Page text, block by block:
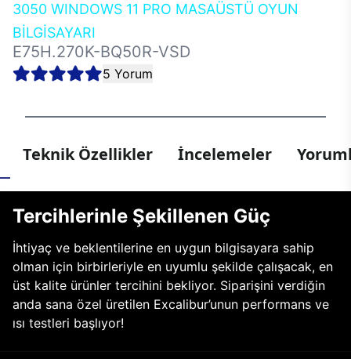
3050 WINDOWS 11 PRO MASAÜSTÜ OYUN
BİLGİSAYARI
E75H.270K-BQ50R-VSD
5 Yorum
Teknik Özellikler İncelemeler
Tercihlerinle Şekillenen Güç
İhtiyaç ve beklentilerine en uygun bilgisayara sahip
olman için birbirleriyle en uyumlu şekilde çalışacak, en
üst kalite ürünler tercihini bekliyor. Siparişini verdiğin
anda sana özel üretilen Excalibur’unun performans ve
ısı testleri başlıyor!